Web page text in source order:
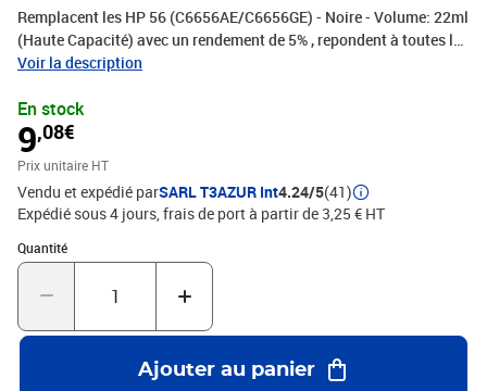
Remplacent les HP 56 (C6656AE/C6656GE) - Noire - Volume: 22ml
(Haute Capacité) avec un rendement de 5% , repondent à toutes les
normes européennes ISO 9001/14001, STMC, CE, ROHS - Marque
Voir la description
En stock
9,08€
Prix unitaire HT
Vendu et expédié parSARL T3AZUR Int4.24/5(41)
Expédié sous 4 jours, frais de port à partir de 3,25 € HT
Quantité
Quantité : 1
Ajouter au panier